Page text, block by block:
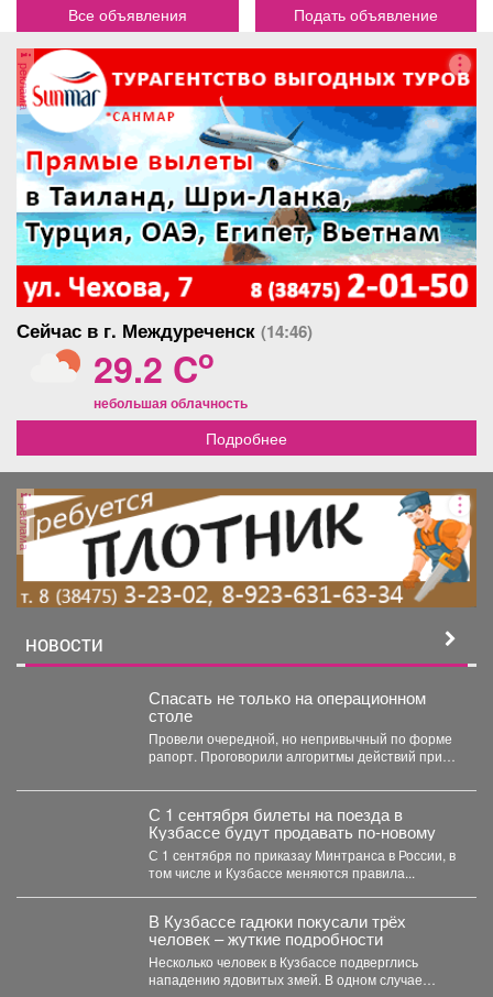
Все объявления Подать объявление
реклама
Сейчас в г. Междуреченск (14:46)
29.2 Co
небольшая облачность
Подробнее
реклама
НОВОСТИ
Спасать не только на операционном
столе
Провели очередной, но непривычный по форме
рапорт. Проговорили алгоритмы действий при
С 1 сентября билеты на поезда в
Кузбассе будут продавать по-новому
С 1 сентября по приказау Минтранса в России, в
том числе и Кузбассе меняются правила...
В Кузбассе гадюки покусали трёх
человек – жуткие подробности
Несколько человек в Кузбассе подверглись
нападению ядовитых змей. В одном случае